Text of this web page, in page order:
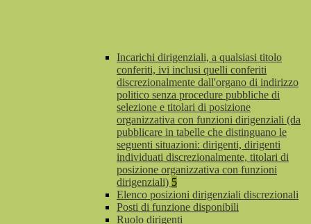
Incarichi dirigenziali, a qualsiasi titolo
conferiti, ivi inclusi quelli conferiti
discrezionalmente dall'organo di indirizzo
politico senza procedure pubbliche di
selezione e titolari di posizione
organizzativa con funzioni dirigenziali (da
pubblicare in tabelle che distinguano le
seguenti situazioni: dirigenti, dirigenti
individuati discrezionalmente, titolari di
posizione organizzativa con funzioni
dirigenziali) 5
Elenco posizioni dirigenziali discrezionali
Posti di funzione disponibili
Ruolo dirigenti